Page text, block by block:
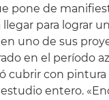
pone de
para lograr
uno de sus
en el período
cubrir con pintura
estudio entero.